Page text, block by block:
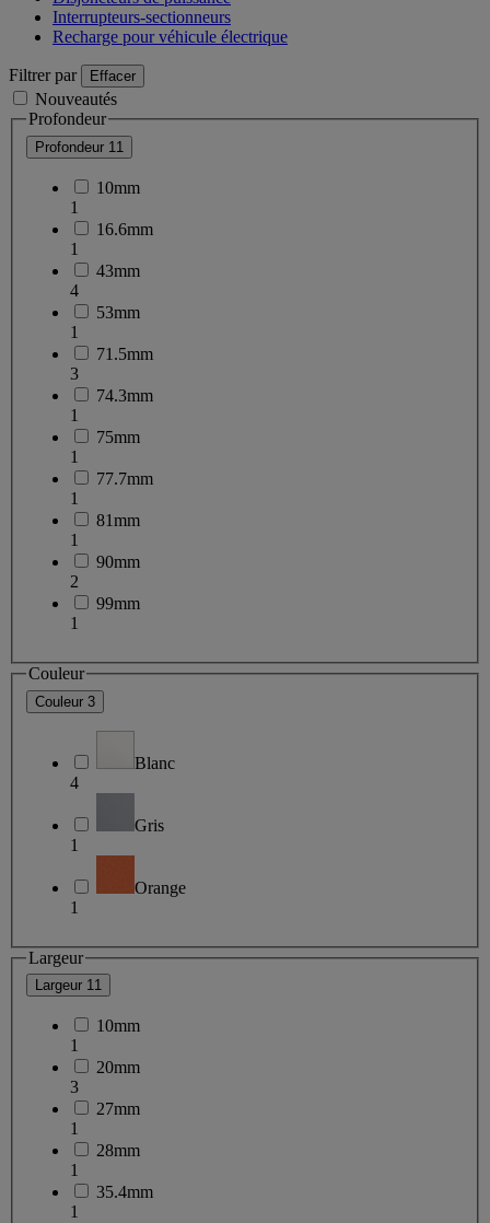
Interrupteurs-sectionneurs
Recharge pour véhicule électrique
Filtrer par Effacer
Nouveautés
Profondeur
Profondeur 11
10mm
1
16.6mm
1
43mm
4
53mm
1
71.5mm
3
74.3mm
1
75mm
1
77.7mm
1
81mm
1
90mm
2
99mm
1
Couleur
Couleur 3
Blanc
4
Gris
1
Orange
1
Largeur
Largeur 11
10mm
1
20mm
3
27mm
1
28mm
1
35.4mm
1